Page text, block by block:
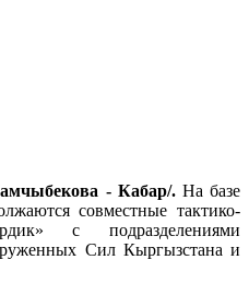
- Кабар/.На базе
совместные тактико-
с подразделениями
Сил Кыргызстана и